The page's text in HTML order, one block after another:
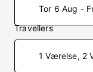
Tor 6 Aug -
Travellers
1 Værelse, 2